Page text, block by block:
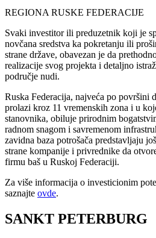
REGIONA RUSKE FEDERACIJE
Svaki investitor ili preduzetnik koji je
novčana sredstva ka pokretanju ili
strane države, obavezan je da
realizacije svog projekta i detaljno
područje nudi.
Ruska Federacija, najveća po površini
prolazi kroz 11 vremenskih zona i u
stanovnika, obiluje prirodnim
radnom snagom i savremenom
zavidna baza potrošača predstavljaju
strane kompanije i privrednike da
firmu baš u Ruskoj Federaciji.
Za više informacija o investicionim
saznajte ovde.
SANKT PETERBURG